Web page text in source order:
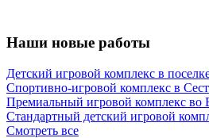
Наши новые работы
Детский игровой комплекс в
Спортивно-игровой комплекс в
Премиальный игровой комплекс во
Стандартный детский игровой
Смотреть все